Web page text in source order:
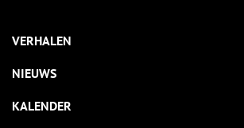
VERHALEN
NIEUWS
KALENDER